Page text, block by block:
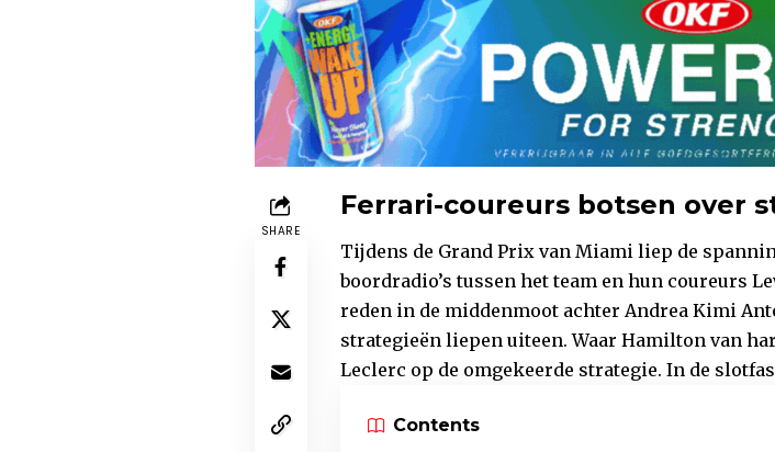
SHARE
Ferrari-coureurs botsen over
Tijdens de Grand Prix van Miami liep de
boordradio’s tussen het team en hun coureurs
reden in de middenmoot achter Andrea Kimi
strategieën liepen uiteen. Waar Hamilton van
Leclerc op de omgekeerde strategie. In de
Contents